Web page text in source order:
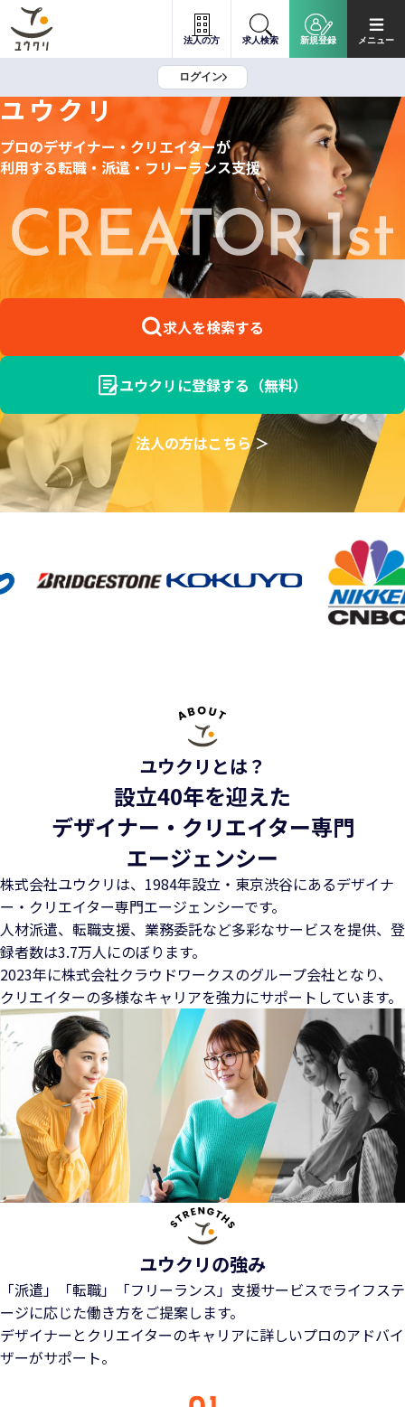
法人の方 求人検索 新規登録 メニュー
ログイン
ユウクリ
プロのデザイナー・クリエイターが
利用する転職・派遣・フリーランス支援
求人を検索する
ユウクリに登録する（無料）
法人の方はこちら ＞
ユウクリとは？
設立40年を迎えた
デザイナー・クリエイター専門
エージェンシー
株式会社ユウクリは、1984年設立・東京渋谷にあるデザイナ
ー・クリエイター専門エージェンシーです。
人材派遣、転職支援、業務委託など多彩なサービスを提供、 登
録者数は3.7万人にのぼります。
2023年に株式会社クラウドワークスのグループ会社となり、
クリエイターの多様なキャリアを強力にサポートしています。
ユウクリの強み
「派遣」「転職」「フリーランス」支援サービスでライフステ
ージに応じた働き方をご提案します。
デザイナーとクリエイターのキャリアに詳しいプロのアドバイ
ザーがサポート。